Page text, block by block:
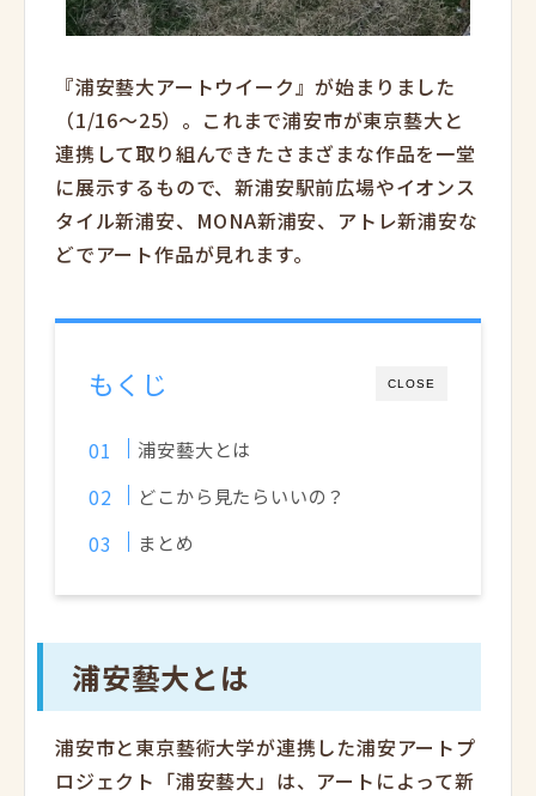
『浦安藝大アートウイーク』が始まりました
（1/16～25）。これまで浦安市が東京藝大と
連携して取り組んできたさまざまな作品を一堂
に展示するもので、新浦安駅前広場やイオンス
タイル新浦安、MONA新浦安、アトレ新浦安な
どでアート作品が見れます。
CLOSE
もくじ
浦安藝大とは
どこから見たらいいの？
まとめ
浦安藝大とは
浦安市と東京藝術大学が連携した浦安アートプ
ロジェクト「浦安藝大」は、アートによって新